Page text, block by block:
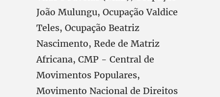
João Mulungu, Ocupação Valdice
Teles, Ocupação Beatriz
Nascimento, Rede de Matriz
Africana, CMP - Central de
Movimentos Populares,
Movimento Nacional de Direitos